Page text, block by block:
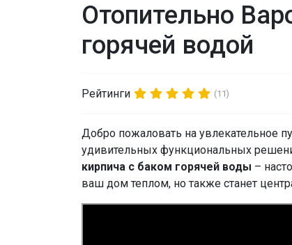
Отопительно
горячей водой
Рейтинги (11)
Добро пожаловать на увлекательное
удивительных функциональных
кирпича с баком горячей воды –
ваш дом теплом, но также станет